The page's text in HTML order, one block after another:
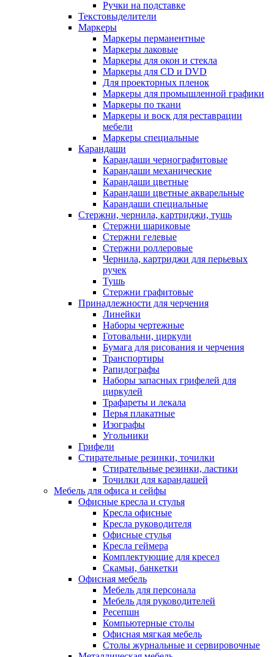
Ручки на подставке
Текстовыделители
Маркеры
Маркеры перманентные
Маркеры лаковые
Маркеры для окон и стекла
Маркеры для CD и DVD
Для проекторных пленок
Маркеры для промышленной графики
Маркеры по ткани
Маркеры и воск для реставрации
мебели
Маркеры специальные
Карандаши
Карандаши чернографитовые
Карандаши механические
Карандаши цветные
Карандаши цветные акварельные
Карандаши специальные
Стержни, чернила, картриджи, тушь
Стержни шариковые
Стержни гелевые
Стержни роллеровые
Чернила, картриджи для перьевых
ручек
Тушь
Стержни графитовые
Принадлежности для черчения
Линейки
Наборы чертежные
Готовальни, циркули
Бумага для рисования и черчения
Транспортиры
Рапидографы
Наборы запасных грифелей для
циркулей
Трафареты и лекала
Перья плакатные
Изографы
Угольники
Грифели
Стирательные резинки, точилки
Стирательные резинки, ластики
Точилки для карандашей
Мебель для офиса и сейфы
Офисные кресла и стулья
Кресла офисные
Кресла руководителя
Офисные стулья
Кресла геймера
Комплектующие для кресел
Скамьи, банкетки
Офисная мебель
Мебель для персонала
Мебель для руководителей
Ресепшн
Компьютерные столы
Офисная мягкая мебель
Столы журнальные и сервировочные